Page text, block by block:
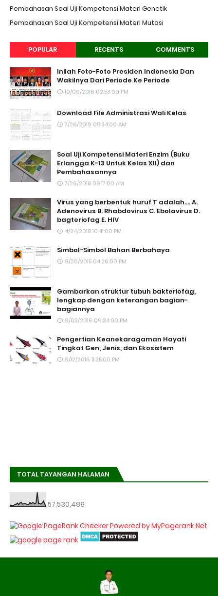
Pembahasan Soal Uji Kompetensi Materi Genetik
Pembahasan Soal Uji Kompetensi Materi Mutasi
POPULAR RECENTS COMMENTS
Inilah Foto-Foto Presiden Indonesia Dan
Wakilnya Dari Periode Ke Periode
10/09/2016 02:53:00 PM
Download File Administrasi Wali Kelas
7/26/2019 08:34:00 AM
Soal Uji Kompetensi Materi Enzim (Buku
Erlangga K-13 Untuk Kelas XII) dan
Pembahasannya
7/26/2018 09:17:00 AM
Virus yang berbentuk huruf T adalah.... A.
Adenovirus B. Rhabdovirus C. Ebolavirus D.
bagteriofag E. HIV
4/24/2018 10:41:00 PM
Simbol-Simbol Bahan Berbahaya
9/20/2015 04:26:00 PM
Gambarkan struktur tubuh bakteriofag,
lengkap dengan keterangan bagian-
bagiannya
9/03/2016 09:34:00 PM
Pengertian Keanekaragaman Hayati
Tingkat Gen, Jenis, dan Ekosistem
9/12/2016 11:25:00 PM
TOTAL TAYANGAN HALAMAN
57,530,488